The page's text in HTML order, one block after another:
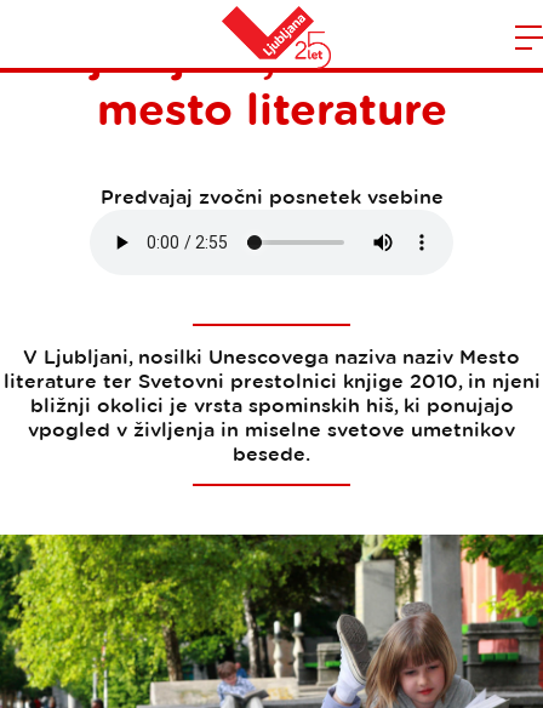
Domov
Ljubljana, UNESCO
mesto literature
Predvajaj zvočni posnetek vsebine
V Ljubljani, nosilki Unescovega naziva naziv Mesto
literature ter Svetovni prestolnici knjige 2010, in njeni
bližnji okolici je vrsta spominskih hiš, ki ponujajo
vpogled v življenja in miselne svetove umetnikov
besede.